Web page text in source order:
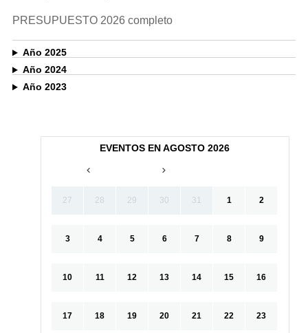
PRESUPUESTO 2026 completo
Año 2025
Año 2024
Año 2023
EVENTOS EN AGOSTO 2026
27 28 29 30 31 1 2
3 4 5 6 7 8 9
10 11 12 13 14 15 16
17 18 19 20 21 22 23